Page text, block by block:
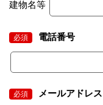
建物名等
必須 電話番号
必須 メールアドレス